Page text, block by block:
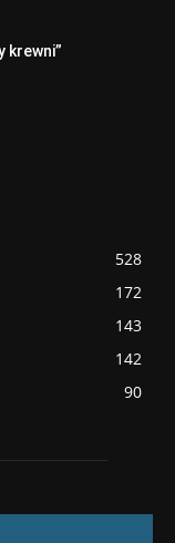
krewni”
528
172
143
142
90